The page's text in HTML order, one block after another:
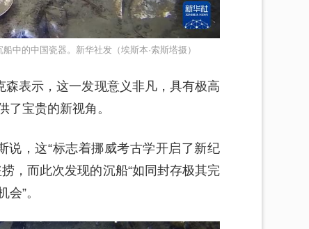
中的中国瓷器。新华社发（埃斯本·索斯塔摄）
森表示，这一发现意义非凡，具有极高
了宝贵的新视角。
说，这“标志着挪威考古学开启了新纪
，而此次发现的沉船“如同封存极其完
”。